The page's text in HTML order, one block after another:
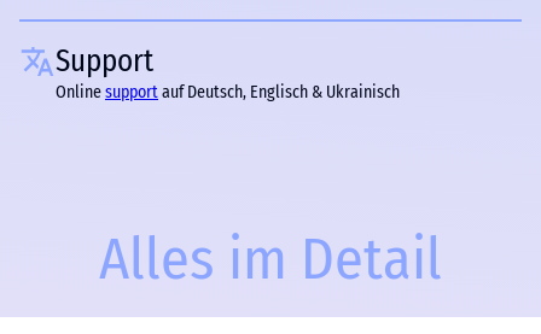
Support
Onlinesupportauf Deutsch, Englisch & Ukrainisch
Alles im Detail